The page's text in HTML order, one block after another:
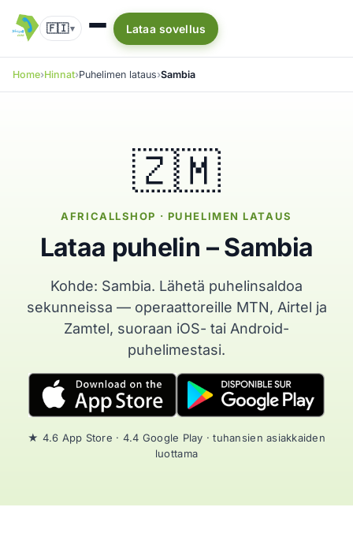
🇫🇮▾ Lataa sovellus
Home Hinnat Puhelimen lataus Sambia
🇿🇲
AFRICALLSHOP · PUHELIMEN LATAUS
Lataa puhelin – Sambia
Kohde: Sambia. Lähetä puhelinsaldoa
sekunneissa — operaattoreille MTN, Airtel ja
Zamtel, suoraan iOS- tai Android-
puhelimestasi.
★ 4.6 App Store · 4.4 Google Play · tuhansien asiakkaiden
luottama